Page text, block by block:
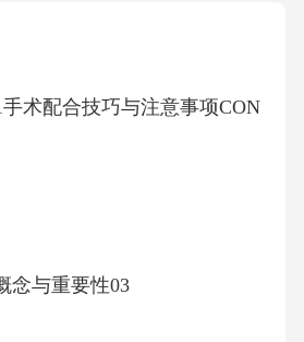
手术配合技巧与注意事项CON
念与重要性03